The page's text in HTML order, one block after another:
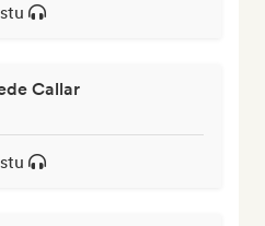
Callar